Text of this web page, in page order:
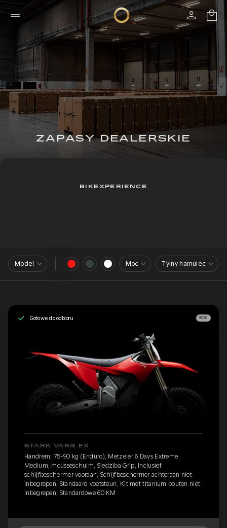
ZAPASY DEALERSKIE
BIKEXPERIENCE
Model Moc Tylny hamulec
Gotowe do odbioru EX
STARK VARG EX
Handrem, 75-90 kg (Enduro), Metzeler 6 Days Extreme
Medium, mousseschuim, Siedziba Grip, Inclusief
schijfbeschermer vooraan, Schijfbeschermer achteraan niet
inbegrepen, Standaard voetsteun, Kit met titanium bouten niet
inbegrepen, Standardowe 60 KM